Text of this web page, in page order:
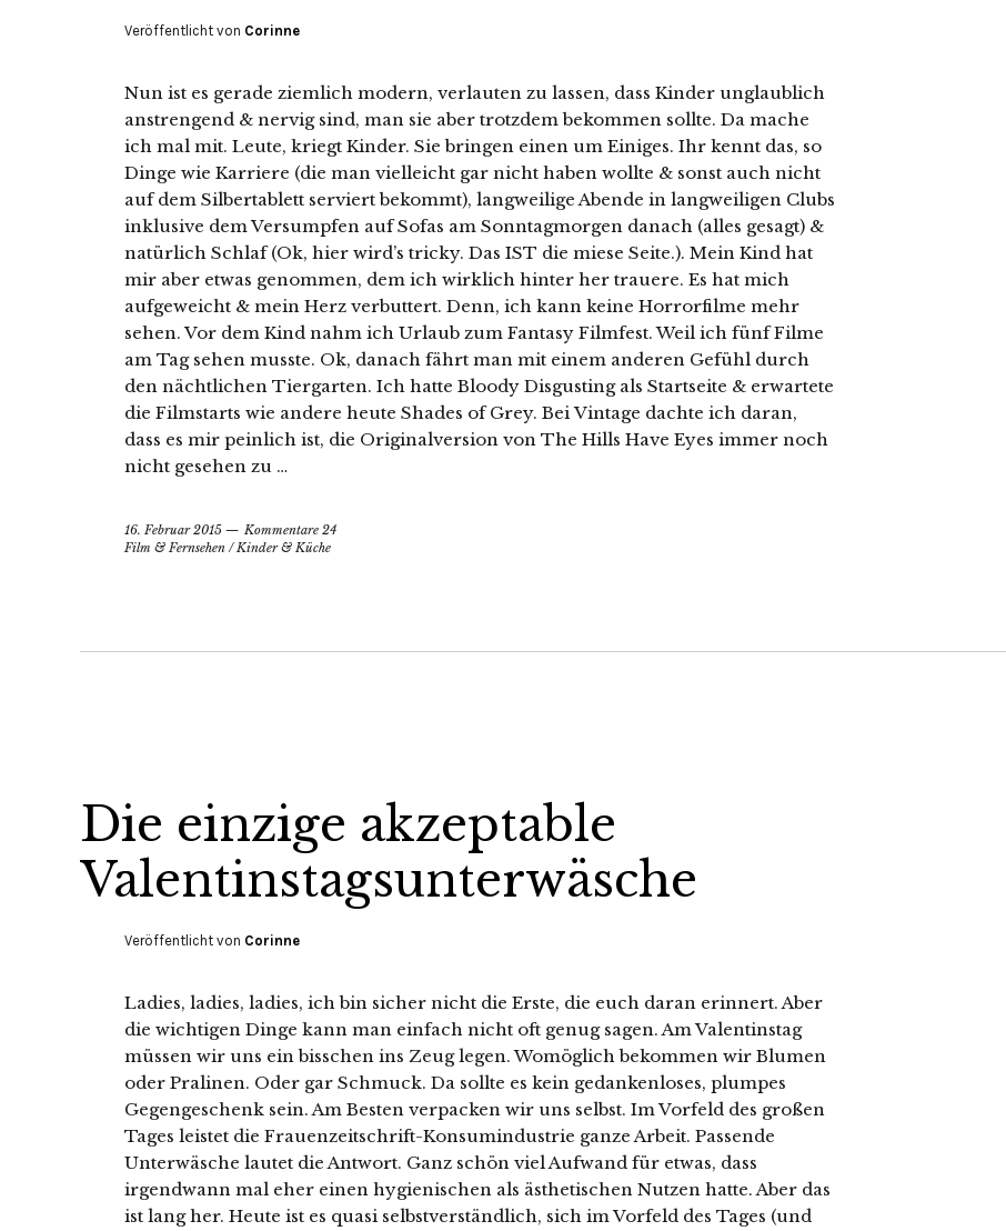
Veröffentlicht von Corinne
Nun ist es gerade ziemlich modern, verlauten zu lassen, dass Kinder unglaublich
anstrengend & nervig sind, man sie aber trotzdem bekommen sollte. Da mache
ich mal mit. Leute, kriegt Kinder. Sie bringen einen um Einiges. Ihr kennt das, so
Dinge wie Karriere (die man vielleicht gar nicht haben wollte & sonst auch nicht
auf dem Silbertablett serviert bekommt), langweilige Abende in langweiligen Clubs
inklusive dem Versumpfen auf Sofas am Sonntagmorgen danach (alles gesagt) &
natürlich Schlaf (Ok, hier wird’s tricky. Das IST die miese Seite.). Mein Kind hat
mir aber etwas genommen, dem ich wirklich hinter her trauere. Es hat mich
aufgeweicht & mein Herz verbuttert. Denn, ich kann keine Horrorfilme mehr
sehen. Vor dem Kind nahm ich Urlaub zum Fantasy Filmfest. Weil ich fünf Filme
am Tag sehen musste. Ok, danach fährt man mit einem anderen Gefühl durch
den nächtlichen Tiergarten. Ich hatte Bloody Disgusting als Startseite & erwartete
die Filmstarts wie andere heute Shades of Grey. Bei Vintage dachte ich daran,
dass es mir peinlich ist, die Originalversion von The Hills Have Eyes immer noch
nicht gesehen zu …
16. Februar 2015
Kommentare 24
Film & Fernsehen /Kinder & Küche
Die einzige akzeptable
Valentinstagsunterwäsche
Veröffentlicht von Corinne
Ladies, ladies, ladies, ich bin sicher nicht die Erste, die euch daran erinnert. Aber
die wichtigen Dinge kann man einfach nicht oft genug sagen. Am Valentinstag
müssen wir uns ein bisschen ins Zeug legen. Womöglich bekommen wir Blumen
oder Pralinen. Oder gar Schmuck. Da sollte es kein gedankenloses, plumpes
Gegengeschenk sein. Am Besten verpacken wir uns selbst. Im Vorfeld des großen
Tages leistet die Frauenzeitschrift-Konsumindustrie ganze Arbeit. Passende
Unterwäsche lautet die Antwort. Ganz schön viel Aufwand für etwas, dass
irgendwann mal eher einen hygienischen als ästhetischen Nutzen hatte. Aber das
ist lang her. Heute ist es quasi selbstverständlich, sich im Vorfeld des Tages (und